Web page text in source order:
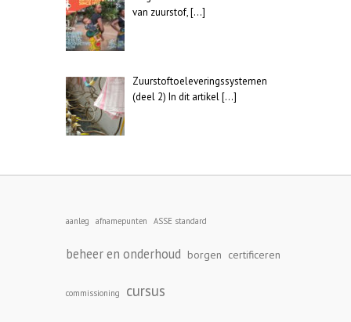
van zuurstof,[…]
Zuurstoftoeleveringssystemen
(deel 2) In dit artikel[…]
aanleg afnamepunten ASSE standard
beheer en onderhoud borgen certificeren
commissioning cursus